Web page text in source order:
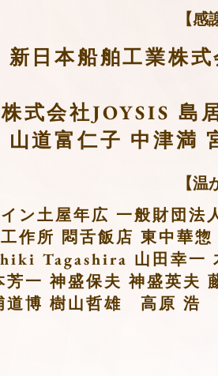
【感
新日本船舶工業株式
株式会社JOYSIS 島
山道富仁子 中津満
【温
ン土屋年広 一般財団法
作所 悶舌飯店 東中華惣
Tagashira 山田幸一
芳一神盛保夫 神盛英夫
道博 樹山哲雄 高原 浩